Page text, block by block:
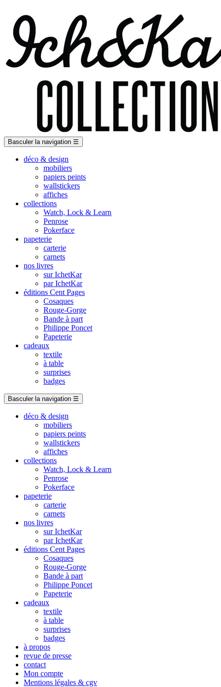
Basculer la navigation ☰
déco & design
mobiliers
papiers peints
wallstickers
affiches
collections
Watch, Lock & Learn
Penrose
Pokerface
papeterie
carterie
carnets
nos livres
sur IchetKar
par IchetKar
éditions Cent Pages
Cosaques
Rouge-Gorge
Bande à part
Philippe Poncet
Papeterie
cadeaux
textile
à table
surprises
badges
Basculer la navigation ☰
déco & design
mobiliers
papiers peints
wallstickers
affiches
collections
Watch, Lock & Learn
Penrose
Pokerface
papeterie
carterie
carnets
nos livres
sur IchetKar
par IchetKar
éditions Cent Pages
Cosaques
Rouge-Gorge
Bande à part
Philippe Poncet
Papeterie
cadeaux
textile
à table
surprises
badges
à propos
revue de presse
contact
Mon compte
Mentions légales & cgv